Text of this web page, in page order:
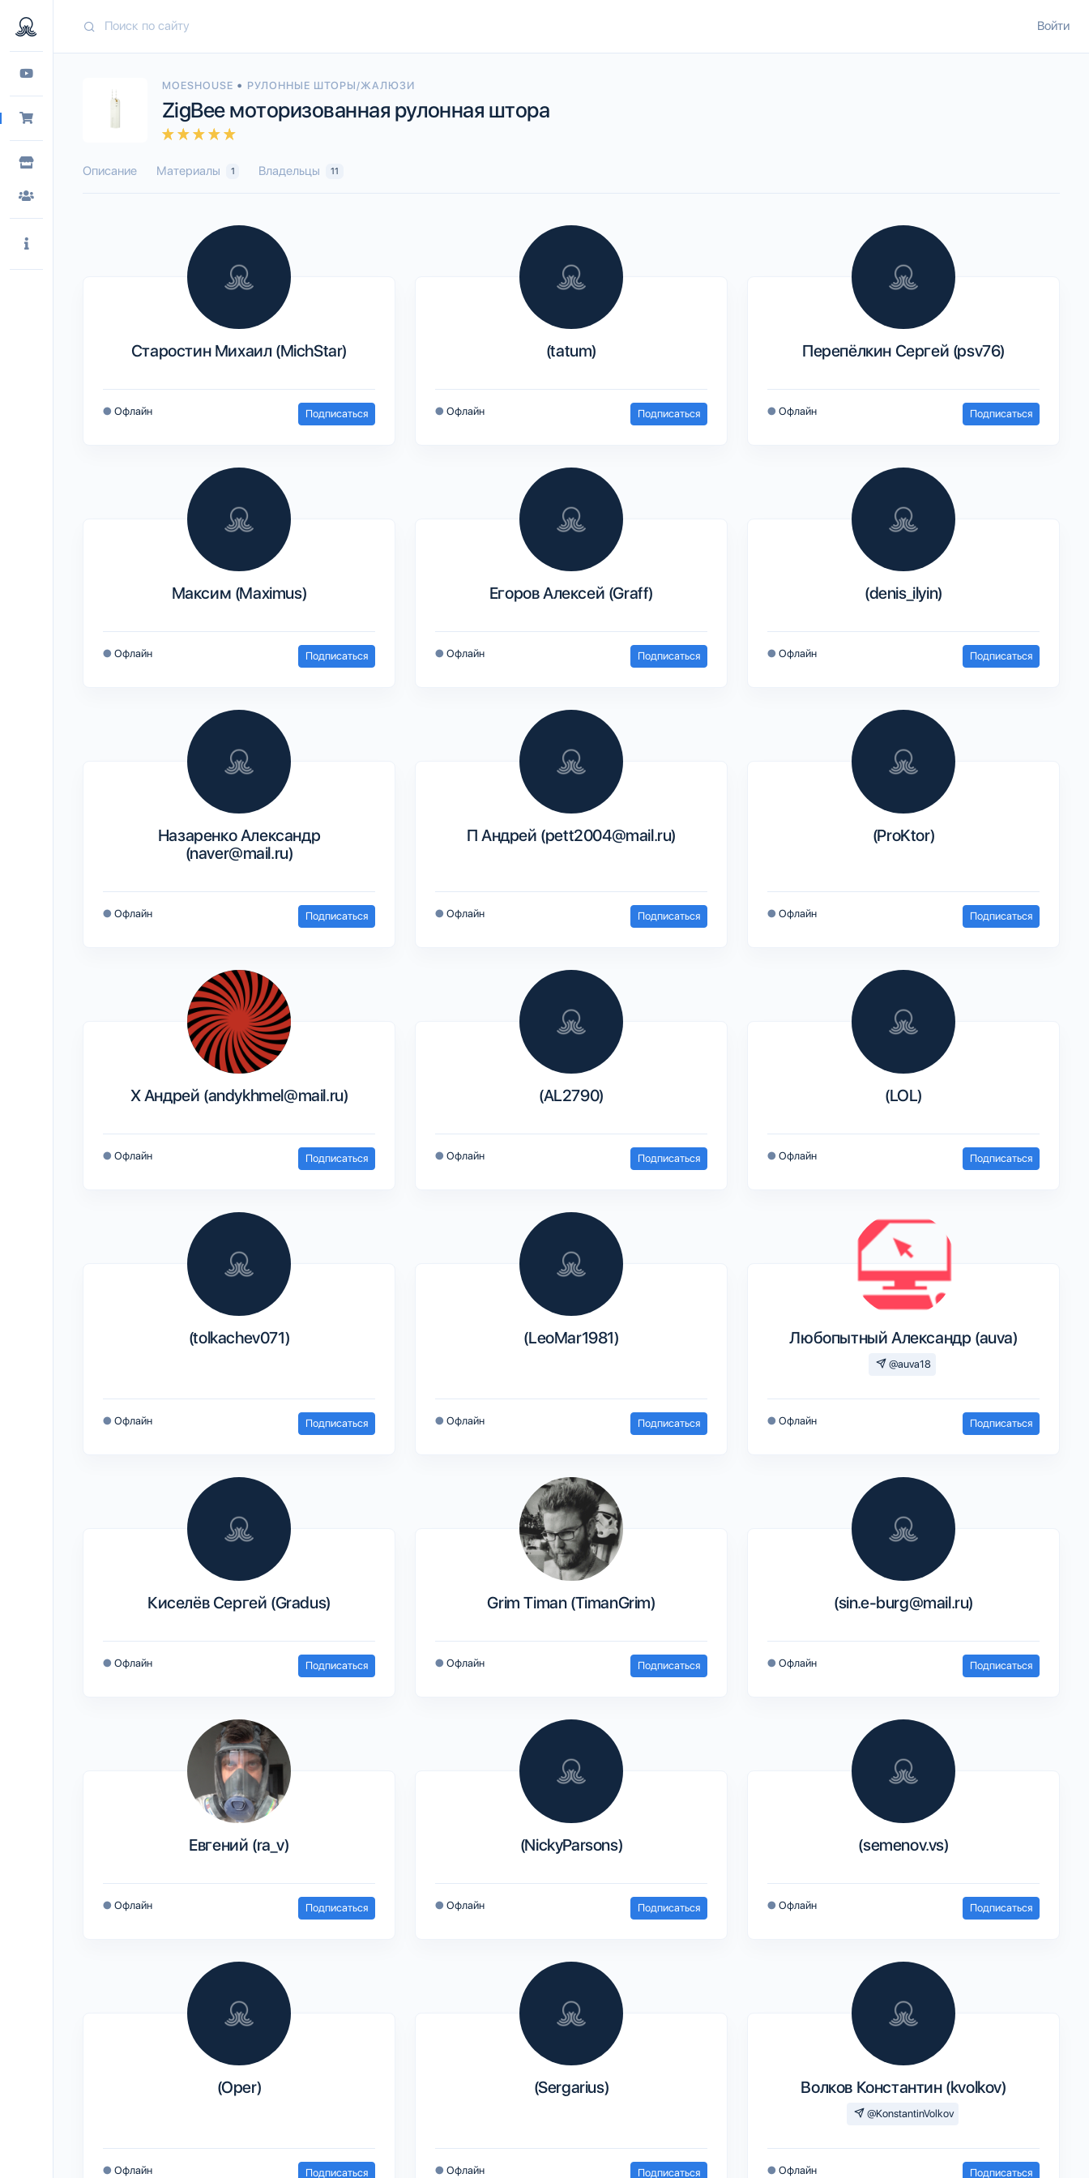
Войти
MOESHOUSE • РУЛОННЫЕ ШТОРЫ/ЖАЛЮЗИ
ZigBee моторизованная рулонная штора
Описание Материалы 1 Владельцы 11
Старостин Михаил (MichStar)
● Офлайн Подписаться
(tatum)
● Офлайн Подписаться
Перепёлкин Сергей (psv76)
● Офлайн Подписаться
Максим (Maximus)
● Офлайн Подписаться
Егоров Алексей (Graff)
● Офлайн Подписаться
(denis_ilyin)
● Офлайн Подписаться
Назаренко Александр
(naver@mail.ru)
● Офлайн Подписаться
П Андрей (pett2004@mail.ru)
● Офлайн Подписаться
(ProKtor)
● Офлайн Подписаться
Х Андрей (andykhmel@mail.ru)
● Офлайн Подписаться
(AL2790)
● Офлайн Подписаться
(LOL)
● Офлайн Подписаться
(tolkachev071)
● Офлайн Подписаться
(LeoMar1981)
● Офлайн Подписаться
Любопытный Александр (auva)
@auva18
● Офлайн Подписаться
Киселёв Сергей (Gradus)
● Офлайн Подписаться
Grim Timan (TimanGrim)
● Офлайн Подписаться
(sin.e-burg@mail.ru)
● Офлайн Подписаться
Евгений (ra_v)
● Офлайн Подписаться
(NickyParsons)
● Офлайн Подписаться
(semenov.vs)
● Офлайн Подписаться
(Oper)
● Офлайн Подписаться
(Sergarius)
● Офлайн Подписаться
Волков Константин (kvolkov)
@KonstantinVolkov
● Офлайн Подписаться